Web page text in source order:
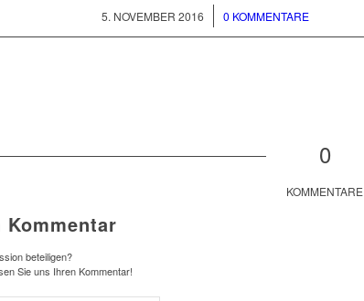
5. NOVEMBER 2016
/ 0 KOMMENTARE
0
KOMMENTARE
Kommentar
beteiligen?
Sie uns Ihren Kommentar!